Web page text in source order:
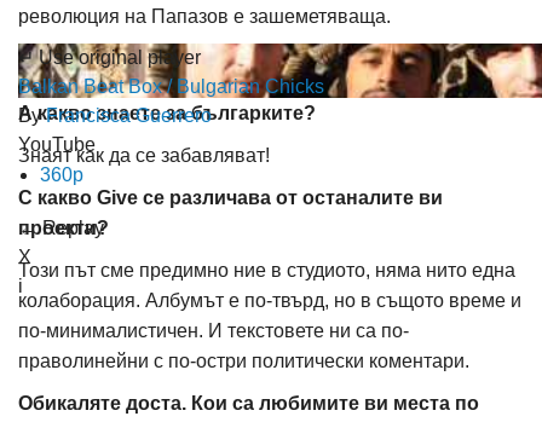
революция на Папазов е зашеметяваща.
↵ Use original player
Balkan Beat Box / Bulgarian Chicks
ByFrancisca Guerrero
YouTube
360p
← Replay
X
i
А какво знаете за българките?
Знаят как да се забавляват!
С какво Give се различава от останалите ви
проекти?
Този път сме предимно ние в студиото, няма нито една
колаборация. Албумът е по-твърд, но в същото време и
по-минималистичен. И текстовете ни са по-
праволинейни с по-остри политически коментари.
Обикаляте доста. Кои са любимите ви места по